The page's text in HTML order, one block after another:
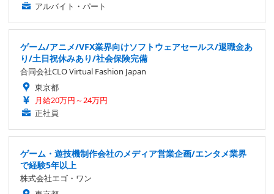
アルバイト・パート
ゲーム/アニメ/VFX業界向けソフトウェアセールス/退職金あ
り/土日祝休みあり/社会保険完備
合同会社CLO Virtual Fashion Japan
東京都
月給20万円～24万円
正社員
ゲーム・遊技機制作会社のメディア営業企画/エンタメ業界
で経験5年以上
株式会社エゴ・ワン